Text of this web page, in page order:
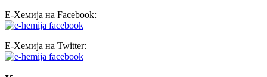
Е-Хемија на Facebook:
Е-Хемија на Twitter: